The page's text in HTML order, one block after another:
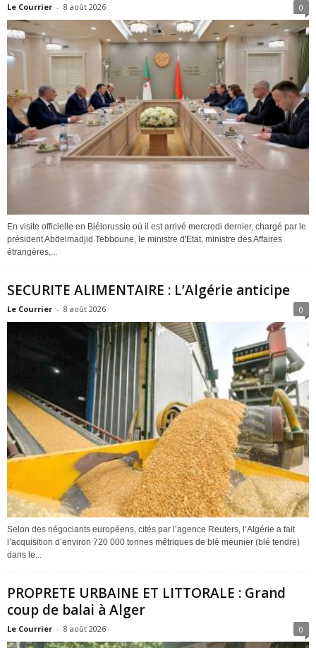
Le Courrier - 8 août 2026 0
En visite officielle en Biélorussie où il est arrivé mercredi dernier, chargé par le
président Abdelmadjid Tebboune, le ministre d'Etat, ministre des Affaires
étrangères,...
SECURITE ALIMENTAIRE : L’Algérie anticipe
Le Courrier - 8 août 2026 0
Selon des négociants européens, cités par l’agence Reuters, l’Algérie a fait
l’acquisition d’environ 720 000 tonnes métriques de blé meunier (blé tendre)
dans le...
PROPRETE URBAINE ET LITTORALE : Grand
coup de balai à Alger
Le Courrier - 8 août 2026 0